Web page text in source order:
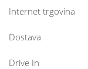
Internet trgovina
Dostava
Drive In